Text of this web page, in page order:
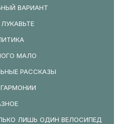
ВАРИАНТ
МАЛО
РАССКАЗЫ
ЛИШЬ ОДИН ВЕЛОСИПЕД